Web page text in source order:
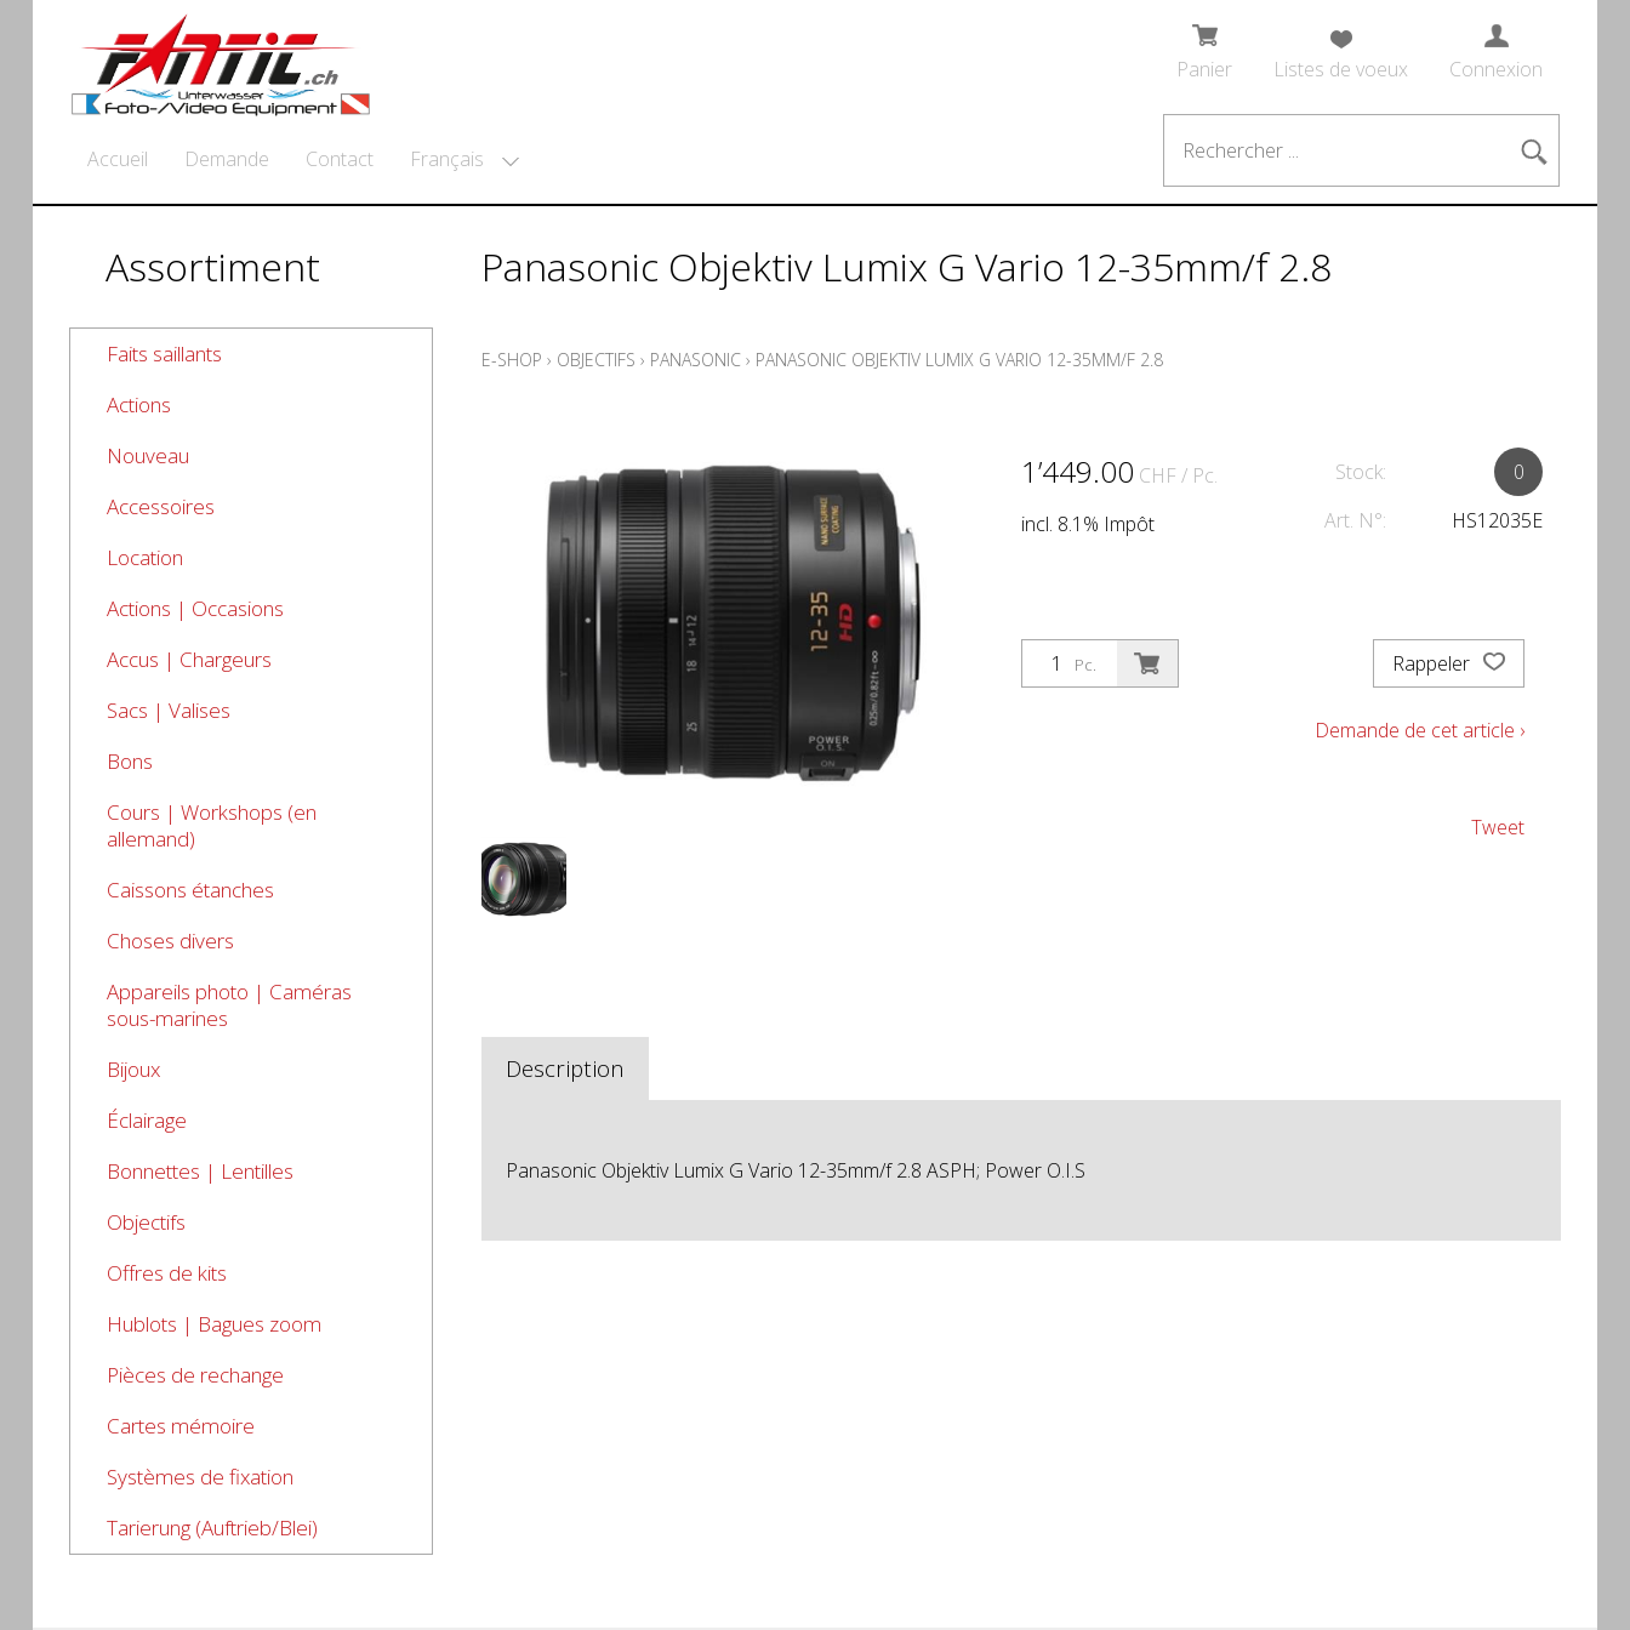
Panier Listes de voeux Connexion
Accueil Demande Contact Français
Assortiment
Faits saillants
Actions
Nouveau
Accessoires
Location
Actions | Occasions
Accus | Chargeurs
Sacs | Valises
Bons
Cours | Workshops (en
allemand)
Caissons étanches
Choses divers
Appareils photo | Caméras
sous-marines
Bijoux
Éclairage
Bonnettes | Lentilles
Objectifs
Offres de kits
Hublots | Bagues zoom
Pièces de rechange
Cartes mémoire
Systèmes de fixation
Tarierung (Auftrieb/Blei)
Panasonic Objektiv Lumix G Vario 12-35mm/f 2.8
E-SHOP › OBJECTIFS › PANASONIC › PANASONIC OBJEKTIV LUMIX G VARIO 12-35MM/F 2.8
1’449.00 CHF / Pc.
incl. 8.1% Impôt
Stock:
0
Art. N°:
HS12035E
Pc. Rappeler
Demande de cet article ›
Tweet
Description
Panasonic Objektiv Lumix G Vario 12-35mm/f 2.8 ASPH; Power O.I.S